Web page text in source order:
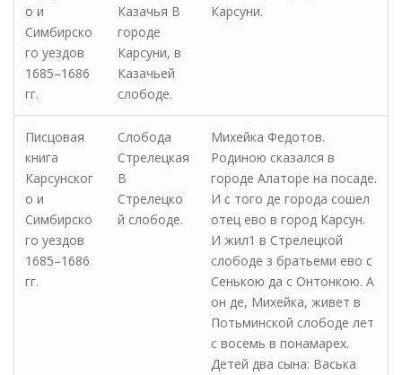
о и
Симбирско
го уездов
1685–1686
гг.
Казачья В
городе
Карсуни, в
Казачьей
слободе.
Карсуни.
Писцовая
книга
Карсунског
о и
Симбирско
го уездов
1685–1686
гг.
Слобода
Стрелецкая
В
Стрелецко
й слободе.
Михейка Федотов.
Родиною сказался в
городе Алаторе на посаде.
И с того де города сошел
отец ево в город Карсун.
И жил1 в Стрелецкой
слободе з братьеми ево с
Сенькою да с Онтонкою. А
он де, Михейка, живет в
Потьминской слободе лет
с восемь в понамарех.
Детей два сына: Васька